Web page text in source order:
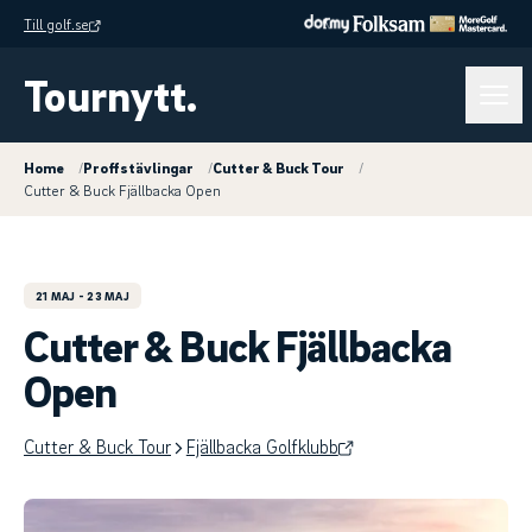
Till golf.se
Tournytt.
Home /Proffstävlingar /Cutter & Buck Tour
/
Cutter & Buck Fjällbacka Open
21 MAJ - 23 MAJ
Cutter & Buck Fjällbacka
Open
Cutter & Buck Tour Fjällbacka Golfklubb